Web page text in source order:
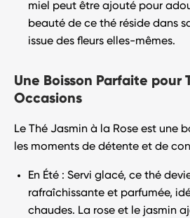
miel peut être ajouté pour
beauté de ce thé réside dans
issue des fleurs elles-mêmes.
Une Boisson Parfaite pour
Occasions
Le Thé Jasmin à la Rose est une
les moments de détente et de
En Été : Servi glacé, ce thé
rafraîchissante et parfumée,
chaudes. La rose et le jasmin